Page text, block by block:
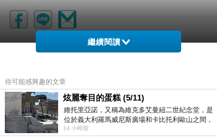
愛你寶貝
繼續閱讀
你可能感興趣的文章
炫麗奪目的蛋糕 (5/11)
維托里亞諾，又稱為維克多艾曼紐二世紀念堂，是
位於義大利羅馬威尼斯廣場和卡比托利歐山之間，
用以紀念統一義大利統一後的的第一位國
14 小時前